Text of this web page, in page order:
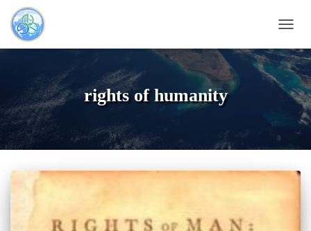
LA
rights of humanity